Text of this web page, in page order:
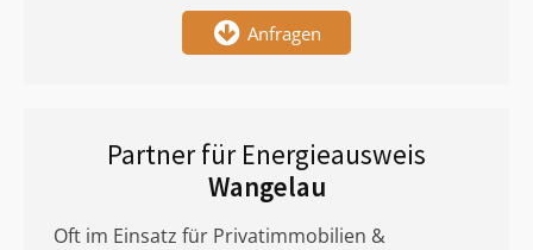
Anfragen
Partner für Energieausweis
Wangelau
Oft im Einsatz für Privatimmobilien &